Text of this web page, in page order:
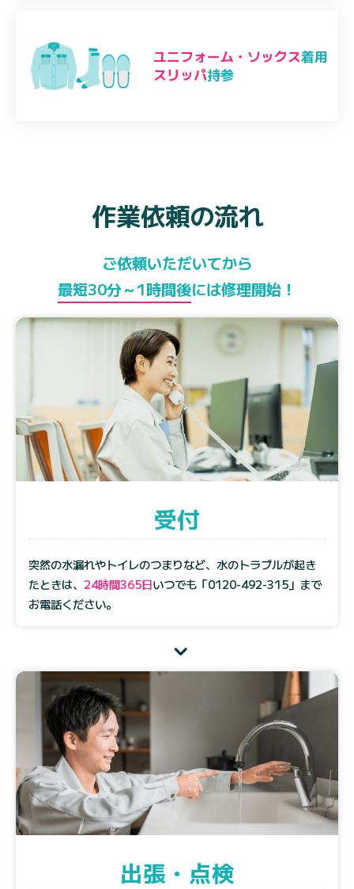
ユニフォーム・ソックス着用
スリッパ持参
作業依頼の流れ
ご依頼いただいてから
最短30分～1時間後には修理開始！
受付
突然の水漏れやトイレのつまりなど、水のトラブルが起き
たときは、 24時間365日いつでも 「0120-492-315」 まで
お電話ください。
出張・点検